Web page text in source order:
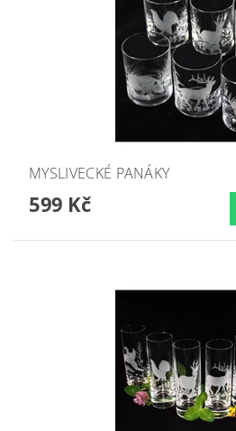
MYSLIVECKÉ PANÁKY
599 Kč